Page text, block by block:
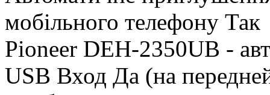
мобільного телефону Так
Pioneer DEH-2350UB -
USB Вход Да (на